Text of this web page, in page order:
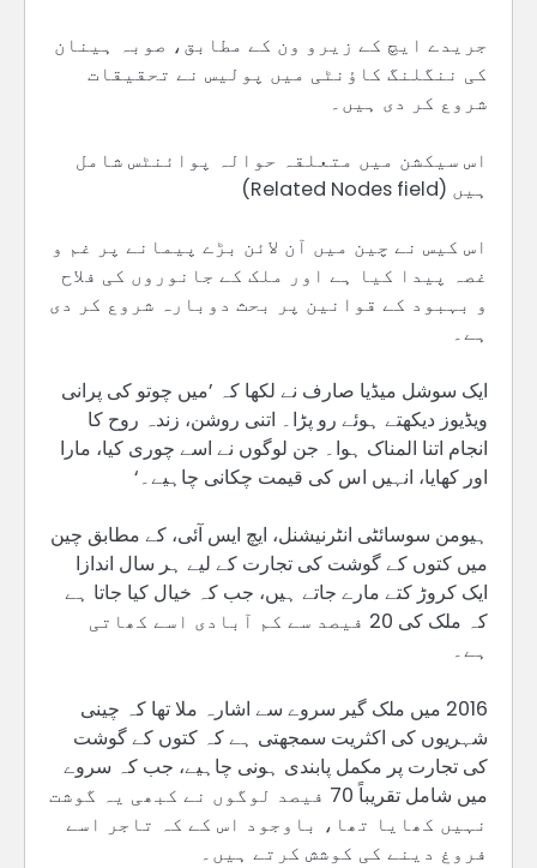
جریدے ایچ کے زیرو ون کے مطابق، صوبہ ہینان
کی ننگلنگ کاؤنٹی میں پولیس نے تحقیقات
شروع کر دی ہیں۔
اس سیکشن میں متعلقہ حوالہ پوائنٹس شامل
ہیں (Related Nodes field)
اس کیس نے چین میں آن لائن بڑے پیمانے پر غم و
غصہ پیدا کیا ہے اور ملک کے جانوروں کی فلاح
و بہبود کے قوانین پر بحث دوبارہ شروع کر دی
ہے۔
ایک سوشل میڈیا صارف نے لکھا کہ ’میں چوتو کی پرانی
ویڈیوز دیکھتے ہوئے رو پڑا۔ اتنی روشن، زندہ روح کا
انجام اتنا المناک ہوا۔ جن لوگوں نے اسے چوری کیا، مارا
اور کھایا، انہیں اس کی قیمت چکانی چاہیے۔‘
ہیومن سوسائٹی انٹرنیشنل، ایچ ایس آئی، کے مطابق چین
میں کتوں کے گوشت کی تجارت کے لیے ہر سال اندازا
ایک کروڑ کتے مارے جاتے ہیں، جب کہ خیال کیا جاتا ہے
کہ ملک کی 20 فیصد سے کم آبادی اسے کھاتی
ہے۔
2016 میں ملک گیر سروے سے اشارہ ملا تھا کہ چینی
شہریوں کی اکثریت سمجھتی ہے کہ کتوں کے گوشت
کی تجارت پر مکمل پابندی ہونی چاہیے، جب کہ سروے
میں شامل تقریباً 70 فیصد لوگوں نے کبھی یہ گوشت
نہیں کھایا تھا، باوجود اس کے کہ تاجر اسے
فروغ دینے کی کوشش کرتے ہیں۔